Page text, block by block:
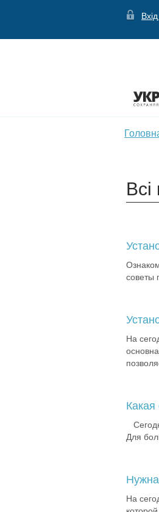
советы
На
Для
На